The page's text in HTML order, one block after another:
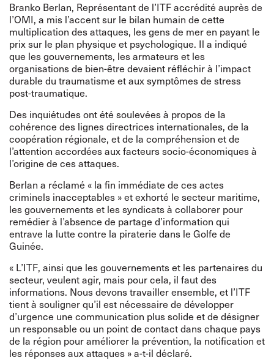
Branko Berlan, Représentant de l’ITF accrédité auprès de
l’OMI, a mis l’accent sur le bilan humain de cette
multiplication des attaques, les gens de mer en payant le
prix sur le plan physique et psychologique. Il a indiqué
que les gouvernements, les armateurs et les
organisations de bien-être devaient réfléchir à l’impact
durable du traumatisme et aux symptômes de stress
post-traumatique.
Des inquiétudes ont été soulevées à propos de la
cohérence des lignes directrices internationales, de la
coopération régionale, et de la compréhension et de
l’attention accordées aux facteurs socio-économiques à
l’origine de ces attaques.
Berlan a réclamé « la fin immédiate de ces actes
criminels inacceptables » et exhorté le secteur maritime,
les gouvernements et les syndicats à collaborer pour
remédier à l’absence de partage d’information qui
entrave la lutte contre la piraterie dans le Golfe de
Guinée.
« L’ITF, ainsi que les gouvernements et les partenaires du
secteur, veulent agir, mais pour cela, il faut des
informations. Nous devons travailler ensemble, et l’ITF
tient à souligner qu’il est nécessaire de développer
d’urgence une communication plus solide et de désigner
un responsable ou un point de contact dans chaque pays
de la région pour améliorer la prévention, la notification et
les réponses aux attaques » a-t-il déclaré.